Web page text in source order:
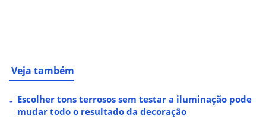
Veja também
Escolher tons terrosos sem testar a iluminação pode
mudar todo o resultado da decoração